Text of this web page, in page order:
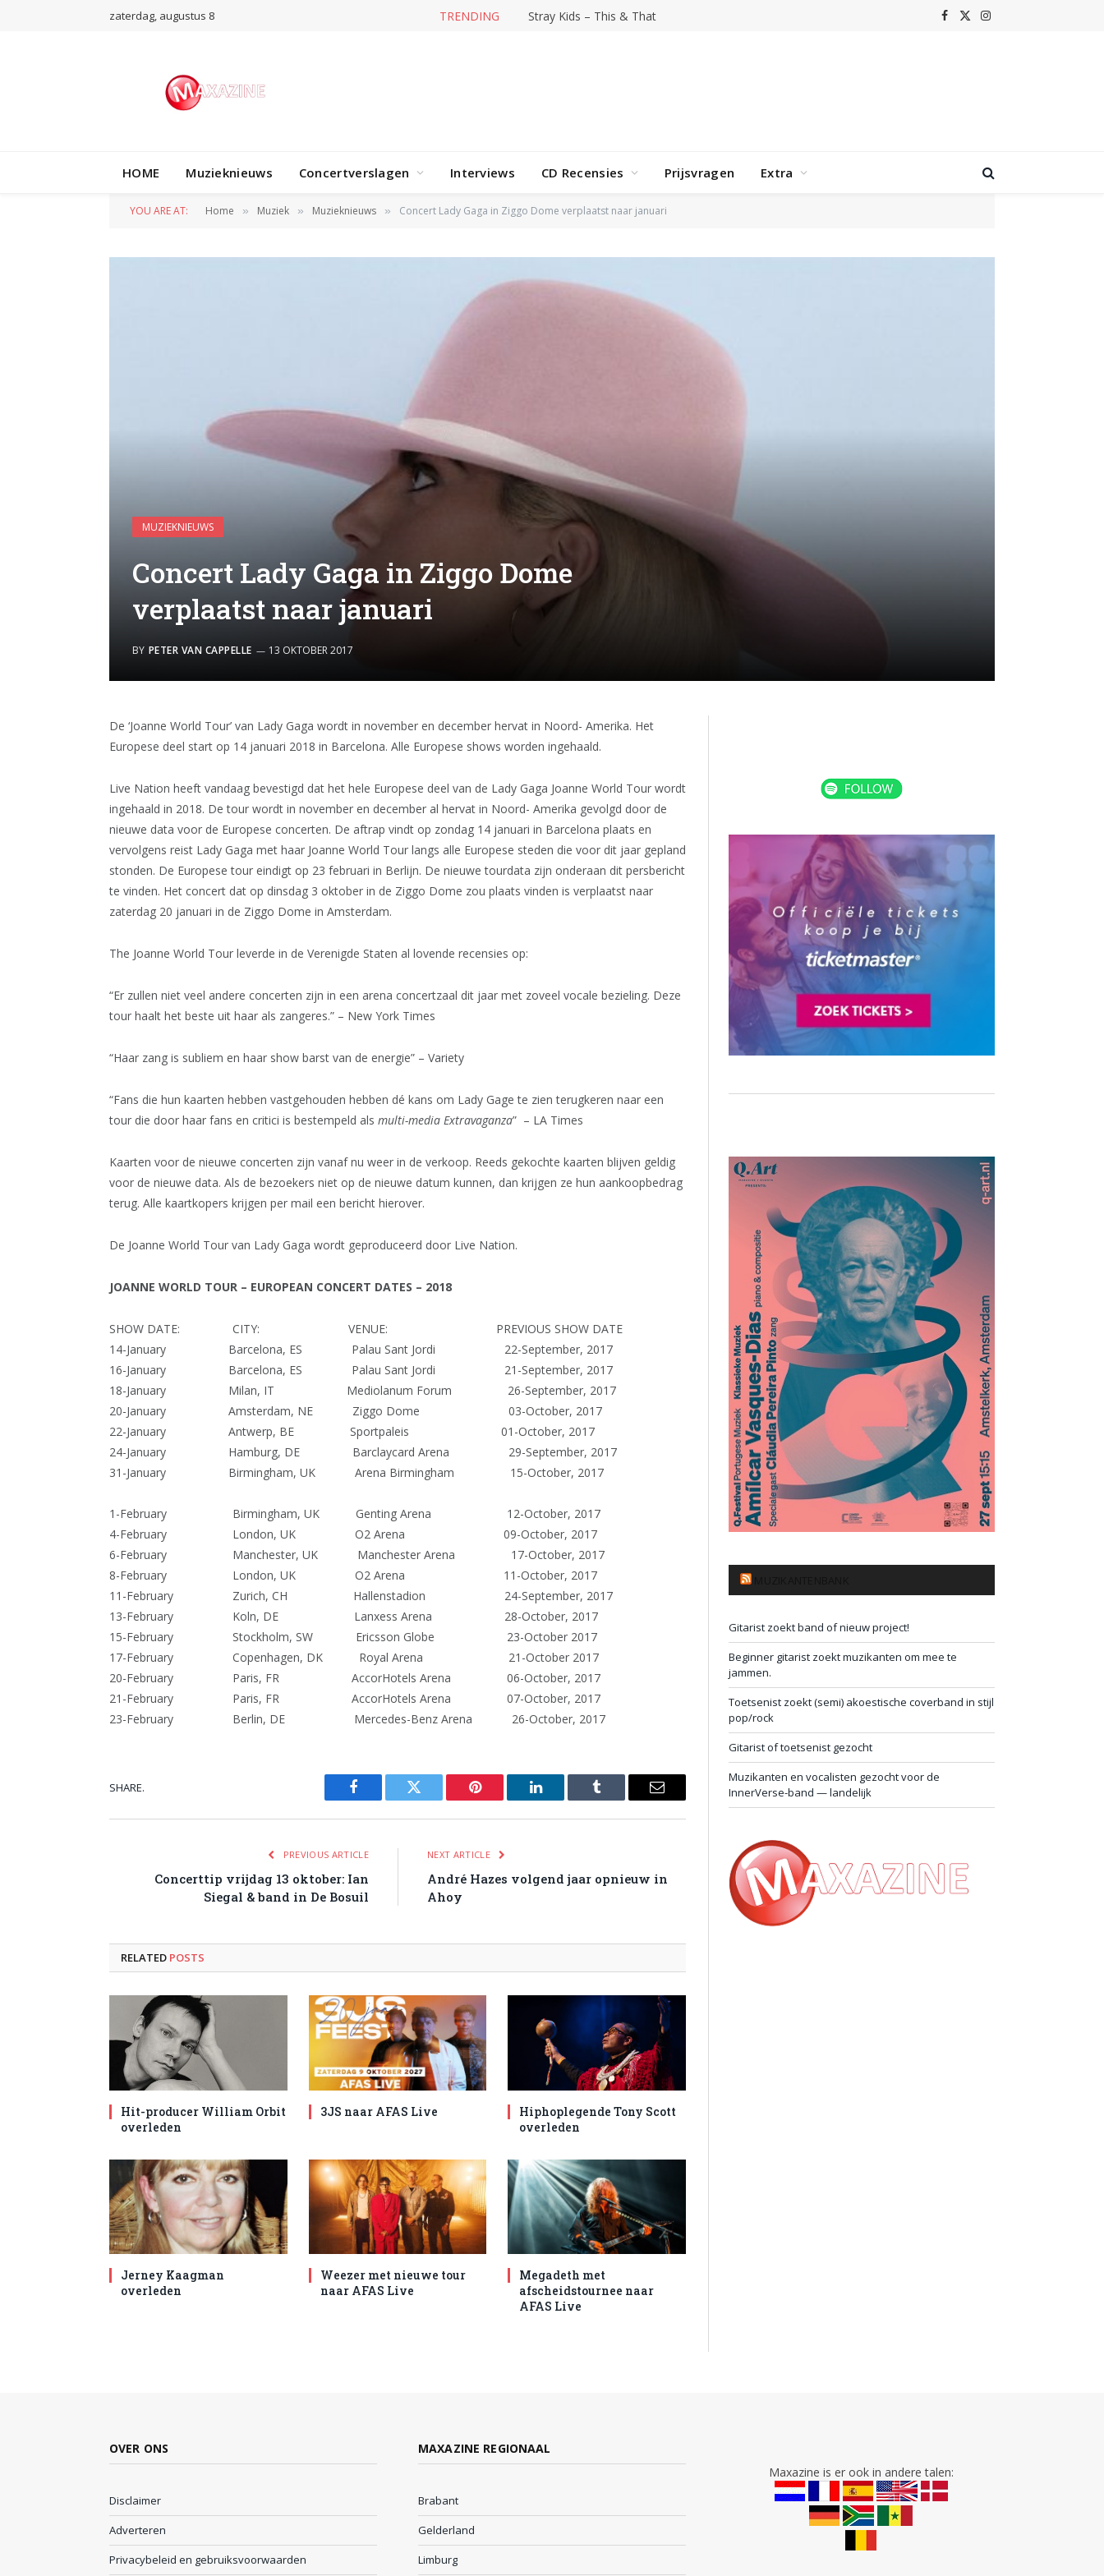
zaterdag, augustus 8 TRENDING Stray Kids – This & That Facebook
X
Instagram
HOME Muzieknieuws Concertverslagen Interviews CD Recensies Prijsvragen Extra
YOU ARE AT: Home » Muziek » Muzieknieuws » Concert Lady Gaga in Ziggo Dome verplaatst naar januari
MUZIEKNIEUWS
Concert Lady Gaga in Ziggo Dome
verplaatst naar januari
BY PETER VAN CAPPELLE 13 OKTOBER 2017
De ‘Joanne World Tour’ van Lady Gaga wordt in november en december hervat in Noord- Amerika. Het
Europese deel start op 14 januari 2018 in Barcelona. Alle Europese shows worden ingehaald.
Live Nation heeft vandaag bevestigd dat het hele Europese deel van de Lady Gaga Joanne World Tour wordt
ingehaald in 2018. De tour wordt in november en december al hervat in Noord- Amerika gevolgd door de
nieuwe data voor de Europese concerten. De aftrap vindt op zondag 14 januari in Barcelona plaats en
vervolgens reist Lady Gaga met haar Joanne World Tour langs alle Europese steden die voor dit jaar gepland
stonden. De Europese tour eindigt op 23 februari in Berlijn. De nieuwe tourdata zijn onderaan dit persbericht
te vinden. Het concert dat op dinsdag 3 oktober in de Ziggo Dome zou plaats vinden is verplaatst naar
zaterdag 20 januari in de Ziggo Dome in Amsterdam.
The Joanne World Tour leverde in de Verenigde Staten al lovende recensies op:
“Er zullen niet veel andere concerten zijn in een arena concertzaal dit jaar met zoveel vocale bezieling. Deze
tour haalt het beste uit haar als zangeres.” – New York Times
“Haar zang is subliem en haar show barst van de energie” – Variety
“Fans die hun kaarten hebben vastgehouden hebben dé kans om Lady Gage te zien terugkeren naar een
tour die door haar fans en critici is bestempeld als multi-media Extravaganza” – LA Times
Kaarten voor de nieuwe concerten zijn vanaf nu weer in de verkoop. Reeds gekochte kaarten blijven geldig
voor de nieuwe data. Als de bezoekers niet op de nieuwe datum kunnen, dan krijgen ze hun aankoopbedrag
terug. Alle kaartkopers krijgen per mail een bericht hierover.
De Joanne World Tour van Lady Gaga wordt geproduceerd door Live Nation.
JOANNE WORLD TOUR – EUROPEAN CONCERT DATES – 2018
SHOW DATE: CITY: VENUE:
PREVIOUS SHOW DATE
14-January Barcelona, ES Palau Sant Jordi 22-September, 2017
16-January Barcelona, ES Palau Sant Jordi 21-September, 2017
18-January Milan, IT Mediolanum Forum 26-September, 2017
20-January Amsterdam, NE Ziggo Dome 03-October, 2017
22-January Antwerp, BE Sportpaleis
01-October, 2017
24-January Hamburg, DE Barclaycard Arena 29-September, 2017
31-January Birmingham, UK Arena Birmingham 15-October, 2017
1-February Birmingham, UK Genting Arena 12-October, 2017
4-February London, UK O2 Arena
09-October, 2017
6-February Manchester, UK Manchester Arena 17-October, 2017
8-February London, UK O2 Arena
11-October, 2017
11-February Zurich, CH Hallenstadion
24-September, 2017
13-February Koln, DE Lanxess Arena 28-October, 2017
15-February Stockholm, SW Ericsson Globe 23-October 2017
17-February Copenhagen, DK Royal Arena 21-October 2017
20-February Paris, FR AccorHotels Arena 06-October, 2017
21-February Paris, FR AccorHotels Arena 07-October, 2017
23-February Berlin, DE Mercedes-Benz Arena 26-October, 2017
SHARE.
Facebook Twitter Pinterest LinkedIn Tumblr Email
PREVIOUS ARTICLE
Concerttip vrijdag 13 oktober: Ian
Siegal & band in De Bosuil
NEXT ARTICLE
André Hazes volgend jaar opnieuw in
Ahoy
RELATED POSTS
Hit-producer William Orbit
overleden
3JS naar AFAS Live
Hiphoplegende Tony Scott
overleden
Jerney Kaagman
overleden
Weezer met nieuwe tour
naar AFAS Live
Megadeth met
afscheidstournee naar
AFAS Live
Gitarist zoekt band of nieuw project!
Beginner gitarist zoekt muzikanten om mee te
jammen.
Toetsenist zoekt (semi) akoestische coverband in stijl
pop/rock
Gitarist of toetsenist gezocht
Muzikanten en vocalisten gezocht voor de
InnerVerse-band — landelijk
OVER ONS
Disclaimer
Adverteren
Privacybeleid en gebruiksvoorwaarden
MAXAZINE REGIONAAL
Brabant
Gelderland
Limburg
Maxazine is er ook in andere talen: